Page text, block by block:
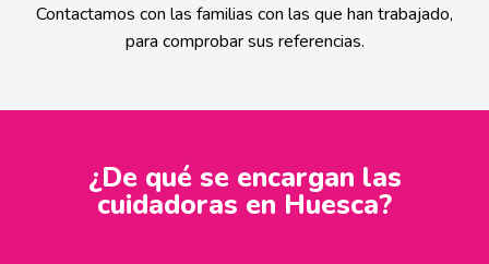
Contactamos con las familias con las que han trabajado,
para comprobar sus referencias.
¿De qué se encargan las
cuidadoras en Huesca?